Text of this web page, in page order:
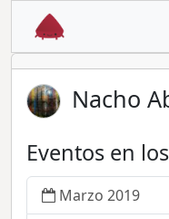
Nacho
Eventos en
Marzo 2019